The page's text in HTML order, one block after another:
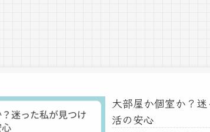
大部屋か個室か？
活の安心